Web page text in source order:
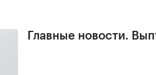
Главные новости.